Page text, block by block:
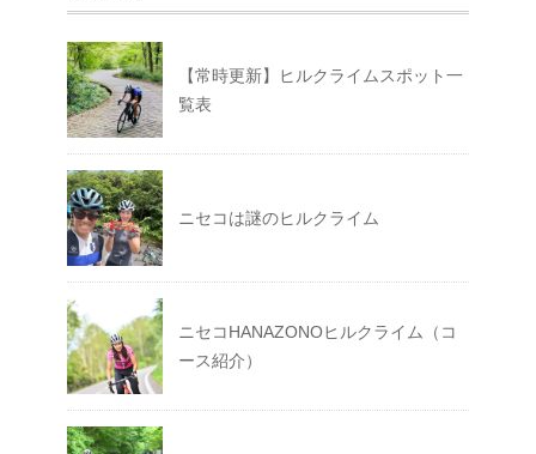
【常時更新】ヒルクライムスポット一
覧表
ニセコは謎のヒルクライム
ニセコHANAZONOヒルクライム（コ
ース紹介）